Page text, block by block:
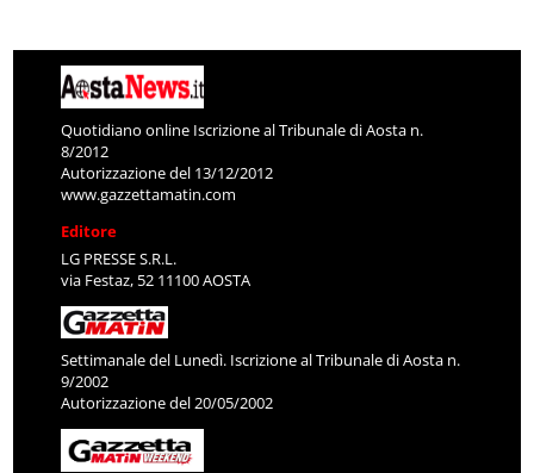
Quotidiano online Iscrizione al Tribunale di Aosta n.
8/2012
Autorizzazione del 13/12/2012
www.gazzettamatin.com
Editore
LG PRESSE S.R.L.
via Festaz, 52 11100 AOSTA
Settimanale del Lunedì. Iscrizione al Tribunale di Aosta n.
9/2002
Autorizzazione del 20/05/2002